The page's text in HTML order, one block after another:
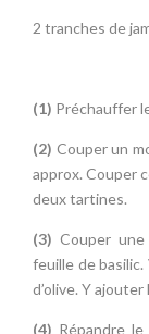
2 tranches de
(1) Préchauffer
(2) Couper un
approx. Couper
deux tartines.
(3) Couper une
feuille de basilic.
d’olive. Y
(4) Répandre